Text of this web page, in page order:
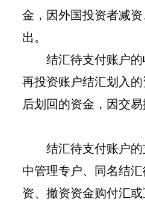
金，因外国投资者减
出。
结汇待支付账户
再投资账户结汇划入
后划回的资金，因交
结汇待支付账户
中管理专户、同名结
资、撤资资金购付汇